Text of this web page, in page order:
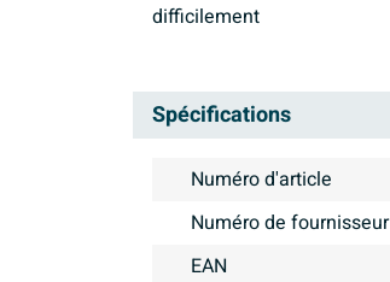
difficilement
Spécifications
Numéro d'article
Numéro de fournisseur
EAN